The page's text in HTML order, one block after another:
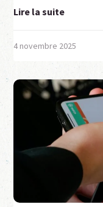
Lire la suite
4 novembre 2025